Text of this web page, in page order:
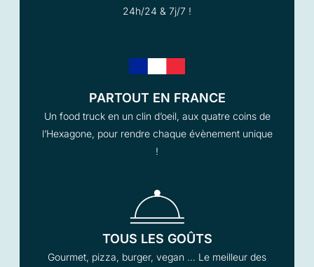
24h/24 & 7j/7 !
PARTOUT EN FRANCE
Un food truck en un clin d’oeil, aux quatre coins de
l’Hexagone, pour rendre chaque évènement unique
!
TOUS LES GOÛTS
Gourmet, pizza, burger, vegan … Le meilleur des